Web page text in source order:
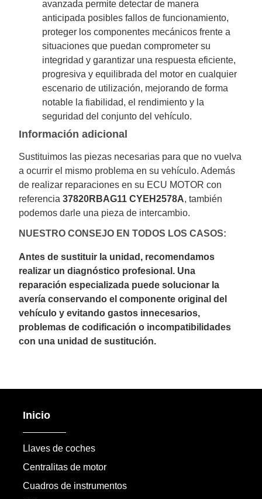
avanzada permite detectar de manera
anticipada posibles fallos de funcionamiento,
proteger los componentes mecánicos frente a
situaciones que puedan comprometer su
integridad y garantizar una respuesta eficiente,
progresiva y equilibrada del motor en cualquier
escenario de utilización, mejorando de forma
notable la fiabilidad, el rendimiento y la
seguridad del conjunto del vehículo.
Información adicional
Sustituimos las piezas necesarias para que no vuelva
a ocurrir el mismo problema en su vehículo. Además
de realizar reparaciones en su ECU MOTOR con
referencia37820RBAG11 CYEH2578A, también
podemos darle una pieza de intercambio.
NUESTRO CONSEJO EN TODOS LOS CASOS:
Antes de sustituir la unidad, recomendamos
realizar un diagnóstico profesional. Una
reparación especializada puede solucionar la
avería conservando el componente original del
vehículo y evitando gastos innecesarios,
problemas de codificación o incompatibilidades
con una unidad de sustitución.
Inicio
Llaves de coches
Centralitas de motor
Cuadros de instrumentos